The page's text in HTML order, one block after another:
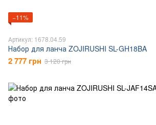
−11%
Артикул: 1678.04.59
Набор для ланча ZOJIRUSHI SL-GH18BA
2 777 грн 3 120 грн